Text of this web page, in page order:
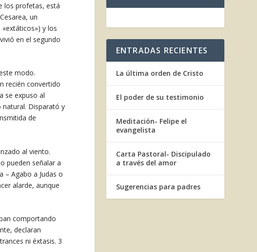
los profetas, está
un
y los
en el segundo
modo.
recién convertido
se expuso al
natural. Disparató y
de
al viento.
pueden señalar a
– Agabo a Judas o
alarde, aunque
comportando
declaran
ni éxtasis. 3
ENTRADAS RECIENTES
La última orden de Cristo
El poder de su testimonio
Meditación- Felipe el
evangelista
Carta Pastoral- Discipulado
a través del amor
Sugerencias para padres